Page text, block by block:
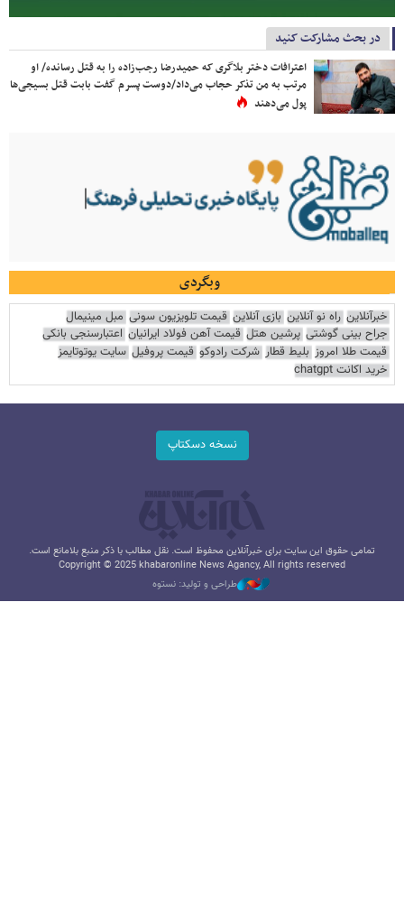
در بحث مشارکت کنید
اعترافات دختر بلاگری که حمیدرضا رجب‌زاده را به قتل رسانده/ او
مرتب به من تذکر حجاب می‌داد/دوست پسرم گفت بابت قتل بسیجی‌ها
پول می‌دهند
وبگردی
خبرآنلاین راه نو آنلاین بازی آنلاین قیمت تلویزیون سونی مبل مینیمال
جراح بینی گوشتی پرشین هتل قیمت آهن فولاد ایرانیان اعتبارسنجی بانکی
قیمت طلا امروز بلیط قطار شرکت رادوکو قیمت پروفیل سایت یوتوتایمز
خرید اکانت chatgpt
نسخه دسکتاپ
تمامی حقوق این سایت برای خبرآنلاین محفوظ است. نقل مطالب با ذکر منبع بلامانع است.
Copyright © 2025 khabaronline News Agancy, All rights reserved
طراحی و تولید: نستوه